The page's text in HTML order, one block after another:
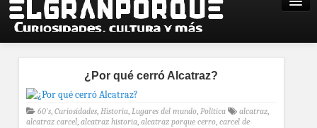
¿Por qué cerró Alcatraz?
60's, Curiosidades, Historia, Lugares del mundo, Política alcatraz,
alcatraz carcel, alcatraz historia, alcatraz porque cerro, carcel de